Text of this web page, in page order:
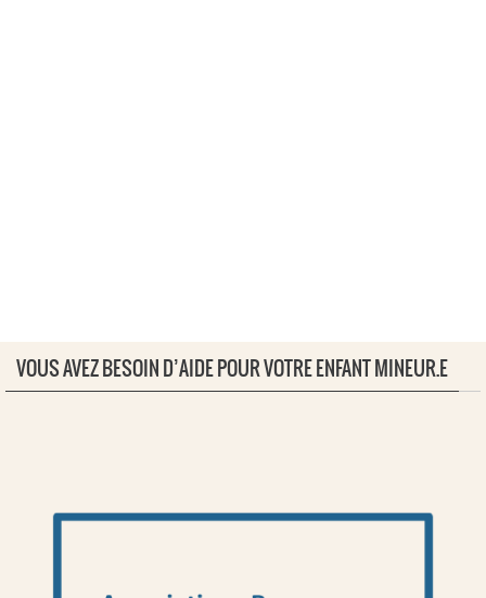
VOUS AVEZ BESOIN D’AIDE POUR VOTRE ENFANT MINEUR.E